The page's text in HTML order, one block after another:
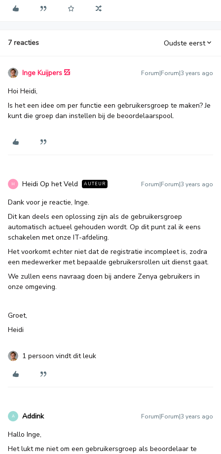
7 reacties Oudste eerst
Inge Kuijpers Forum|Forum|3 years ago
Hoi Heidi,
Is het een idee om per functie een gebruikersgroep te maken? Je
kunt die groep dan instellen bij de beoordelaarspool.
H Heidi Op het Veld AUTEUR Forum|Forum|3 years ago
Dank voor je reactie, Inge.
Dit kan deels een oplossing zijn als de gebruikersgroep
automatisch actueel gehouden wordt. Op dit punt zal ik eens
schakelen met onze IT-afdeling.
Het voorkomt echter niet dat de registratie incompleet is, zodra
een medewerker met bepaalde gebruikersrollen uit dienst gaat.
We zullen eens navraag doen bij andere Zenya gebruikers in
onze omgeving.
Groet,
Heidi
1 persoon vindt dit leuk
A Addink Forum|Forum|3 years ago
Hallo Inge,
Het lukt me niet om een gebruikersgroep als beoordelaar te